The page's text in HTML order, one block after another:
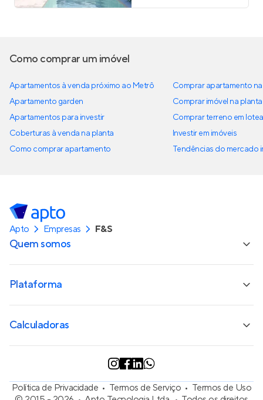
Como comprar um imóvel
Apartamentos à venda próximo ao Metrô
Apartamento garden
Apartamentos para investir
Coberturas à venda na planta
Como comprar apartamento
Comprar apartamento
Comprar imóvel na planta
Comprar terreno em
Investir em imóveis
Tendências do mercado
Apto Empresas F&S
Quem somos
Plataforma
Calculadoras
Política de Privacidade Termos de Serviço
Termos de Uso